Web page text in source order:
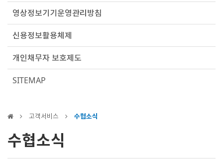
영상정보기기운영관리방침
신용정보활용체제
개인채무자 보호제도
SITEMAP
고객서비스 수협소식
수협소식